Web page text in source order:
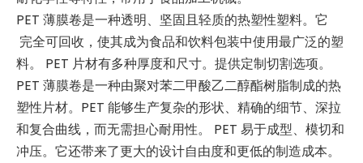
PET 薄膜卷是一种透明、坚固且轻质的热塑性塑料。它
完全可回收，使其成为食品和饮料包装中使用最广泛的塑
料。 PET 片材有多种厚度和尺寸。提供定制切割选项。
PET 薄膜卷是一种由聚对苯二甲酸乙二醇酯树脂制成的热
塑性片材。PET 能够生产复杂的形状、精确的细节、深拉
和复合曲线，而无需担心耐用性。 PET 易于成型、模切和
冲压。它还带来了更大的设计自由度和更低的制造成本。